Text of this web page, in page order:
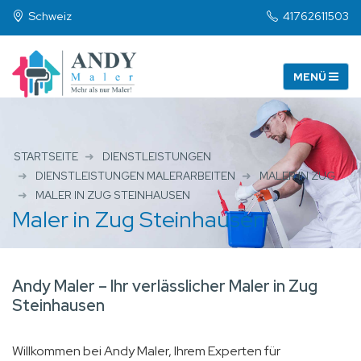
Schweiz 41762611503
STARTSEITE
DIENSTLEISTUNGEN
DIENSTLEISTUNGEN MALERARBEITEN
MALER IN ZUG
MALER IN ZUG STEINHAUSEN
Maler in Zug Steinhausen
Andy Maler – Ihr verlässlicher Maler in Zug
Steinhausen
Willkommen bei Andy Maler, Ihrem Experten für